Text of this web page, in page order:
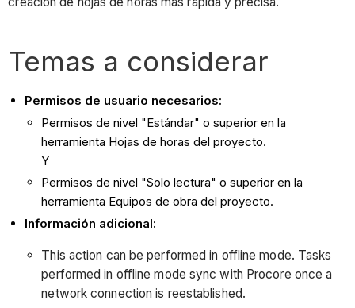
Temas a considerar
Permisos de usuario necesarios:
Permisos de nivel "Estándar" o superior en la
herramienta Hojas de horas del proyecto.
Y
Permisos de nivel "Solo lectura" o superior en la
herramienta Equipos de obra del proyecto.
Información adicional:
This action can be performed in offline mode. Tasks
performed in offline mode sync with Procore once a
network connection is reestablished.